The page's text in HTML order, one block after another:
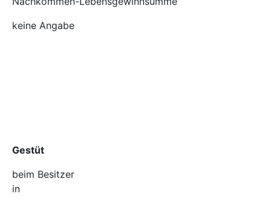
keine Angabe
Gestüt
beim Besitzer
in